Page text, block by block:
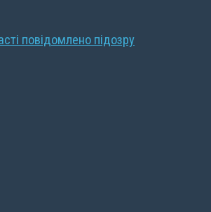
повідомлено підозру